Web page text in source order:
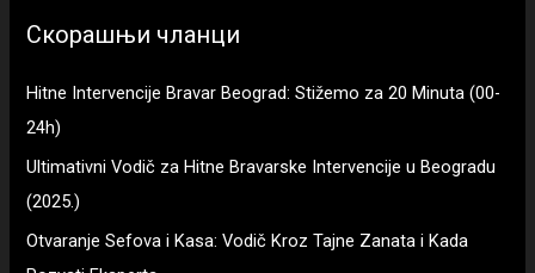
Скорашњи чланци
Hitne Intervencije Bravar Beograd: Stižemo za 20 Minuta (00-
24h)
Ultimativni Vodič za Hitne Bravarske Intervencije u Beogradu
(2025.)
Otvaranje Sefova i Kasa: Vodič Kroz Tajne Zanata i Kada